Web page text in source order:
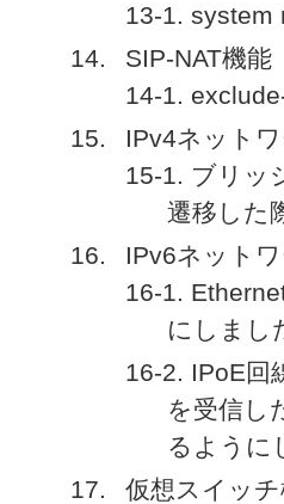
13-1. system
SIP-NAT機能
14-1.
IPv4ネット
15-1. ブリッ
遷移した
IPv6ネット
16-1.
にしまし
16-2. IPoE回
を受信し
るように
仮想スイッ